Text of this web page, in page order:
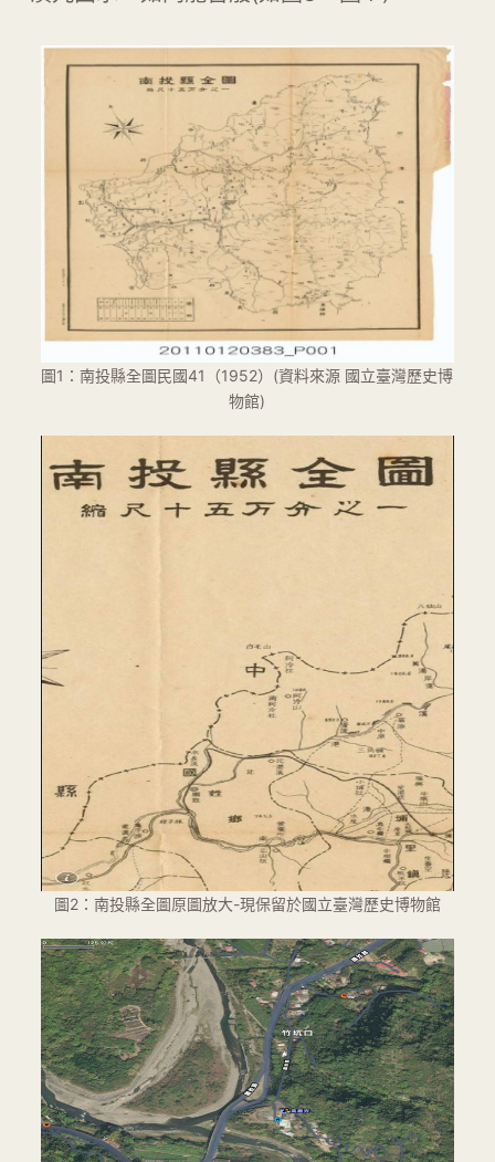
圖1：南投縣全圖民國41（1952）(資料來源 國立臺灣歷史博
物館)
圖2：南投縣全圖原圖放大-現保留於國立臺灣歷史博物館